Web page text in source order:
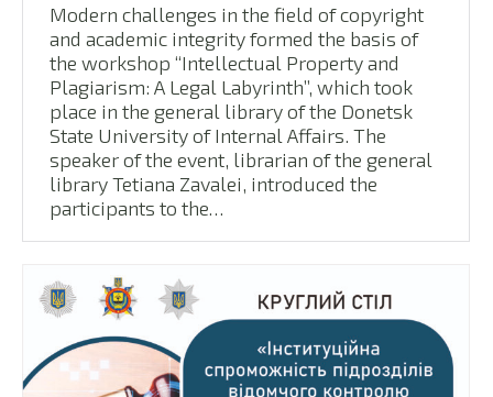
Modern challenges in the field of copyright
and academic integrity formed the basis of
the workshop “Intellectual Property and
Plagiarism: A Legal Labyrinth”, which took
place in the general library of the Donetsk
State University of Internal Affairs. The
speaker of the event, librarian of the general
library Tetiana Zavalei, introduced the
participants to the…